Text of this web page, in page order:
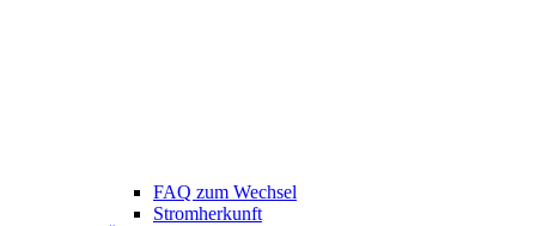
FAQ zum Wechsel
Stromherkunft